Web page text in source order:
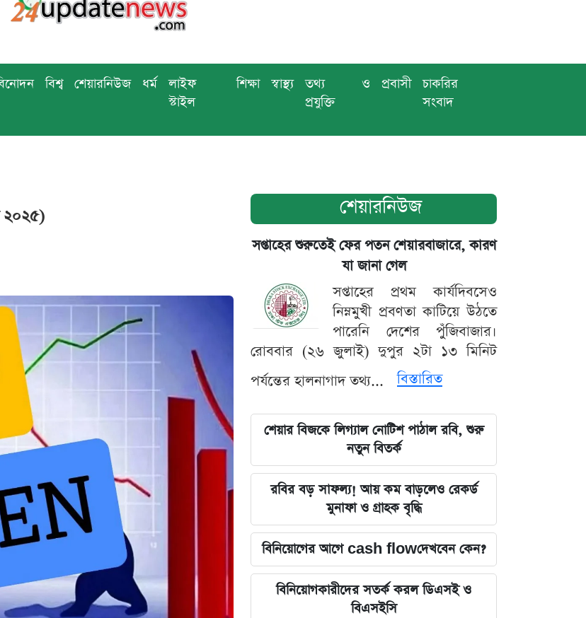
বিশ্ব শেয়ারনিউজ ধর্ম
লাইফ
স্টাইল
শিক্ষা স্বাস্থ্য
তথ্য ও
প্রযুক্তি
প্রবাসী
চাকরির
সংবাদ
২০২৫) শেয়ারনিউজ
সপ্তাহের শুরুতেই ফের পতন শেয়ারবাজারে, কারণ
যা জানা গেল
সপ্তাহের প্রথম কার্যদিবসেও
নিম্নমুখী প্রবণতা কাটিয়ে উঠতে
পারেনি দেশের পুঁজিবাজার।
রোববার (২৬ জুলাই) দুপুর ২টা ১৩ মিনিট
পর্যন্তের হালনাগাদ তথ্য...
বিস্তারিত
শেয়ার বিজকে লিগ্যাল নোটিশ পাঠাল রবি, শুরু
নতুন বিতর্ক
রবির বড় সাফল্য! আয় কম বাড়লেও রেকর্ড
মুনাফা ও গ্রাহক বৃদ্ধি
বিনিয়োগের আগে cash flowদেখবেন কেন?
বিনিয়োগকারীদের সতর্ক করল ডিএসই ও
বিএসইসি